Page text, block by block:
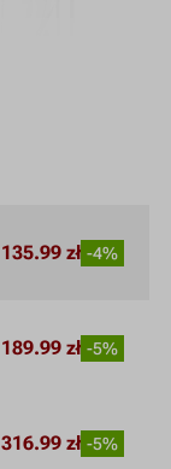
135.99 zł -4%
189.99 zł -5%
316.99 zł -5%